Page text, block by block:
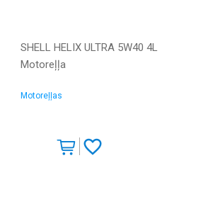
SHELL HELIX ULTRA 5W40 4L
Motoreļļa
Motoreļļas